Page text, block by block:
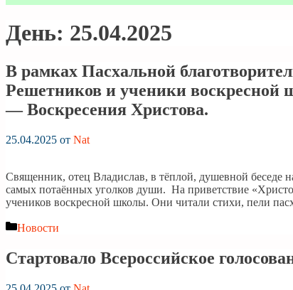
День: 25.04.2025
В рамках Пасхальной
Решетников и ученики воскресной
— Воскресения Христова.
25.04.2025 от Nat
Священник, отец Владислав, в тёплой, душевной беседе
самых потаённых уголков души. На приветствие
учеников воскресной школы. Они читали стихи, пели
Рубрики
Новости
Стартовало Всероссийское